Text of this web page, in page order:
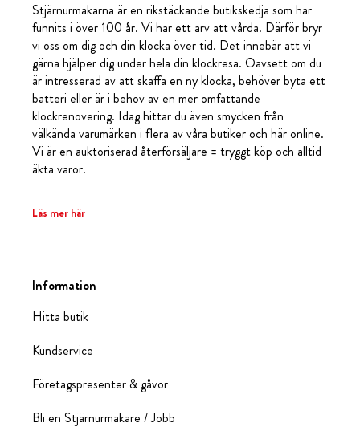
Stjärnurmakarna är en rikstäckande butikskedja som har
funnits i över 100 år. Vi har ett arv att vårda. Därför bryr
vi oss om dig och din klocka över tid. Det innebär att vi
gärna hjälper dig under hela din klockresa. Oavsett om du
är intresserad av att skaffa en ny klocka, behöver byta ett
batteri eller är i behov av en mer omfattande
klockrenovering. Idag hittar du även smycken från
välkända varumärken i flera av våra butiker och här online.
Vi är en auktoriserad återförsäljare = tryggt köp och alltid
äkta varor.
Läs mer här
Information
Hitta butik
Kundservice
Företagspresenter & gåvor
Bli en Stjärnurmakare / Jobb